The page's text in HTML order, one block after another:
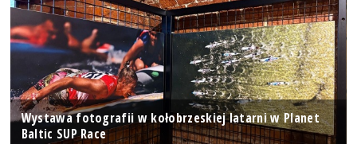
Wystawa fotografii w kołobrzeskiej latarni w Planet
Baltic SUP Race